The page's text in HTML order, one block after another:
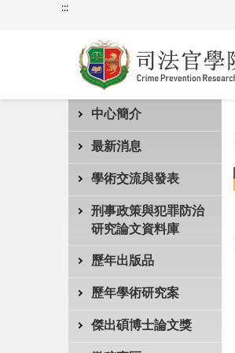
:::
中心簡介
最新消息
學術交流與發表
刑事政策與犯罪防治
研究論文資料庫
歷年出版品
歷年學術研究案
傑出碩博士論文獎